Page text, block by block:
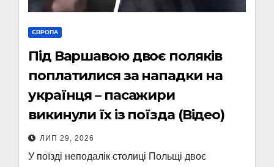
ЄВРОПА
Під Варшавою двоє поляків
поплатилися за нападки на
українця – пасажири
викинули їх із поїзда (Відео)
ЛИП 29, 2026
У поїзді неподалік столиці Польщі двоє